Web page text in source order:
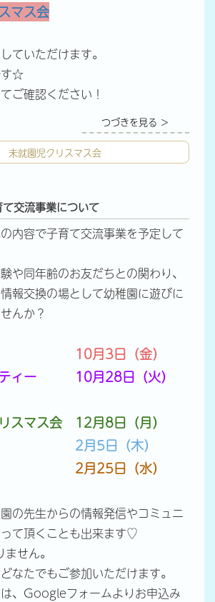
マス会
ていただけます。
す☆
ご確認ください！
つづきを見る ＞
未就園児クリスマス会
交流事業について
内容で子育て交流事業を予定して
や同年齢のお友だちとの関わり、
報交換の場として幼稚園に遊びに
んか？
10月3日（金）
ティー 10月28日（火）
スマス会 12月8日（月）
び 2月5日（木）
展 2月25日（水）
の先生からの情報発信やコミュニ
て頂くことも出来ます♡
せん。
なたでもご参加いただけます。
、Googleフォームよりお申込み